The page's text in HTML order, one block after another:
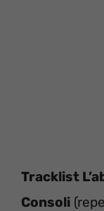
Tracklist
Consoli